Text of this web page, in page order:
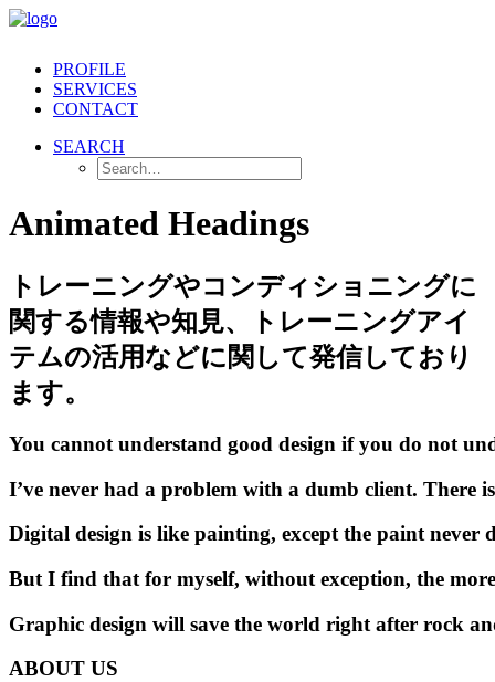
PROFILE
SERVICES
CONTACT
SEARCH
Animated Headings
トレーニングやコンディショニングに
関する情報や知見、トレーニングアイ
テムの活用などに関して発信しており
ます。
You cannot understand good design if you do not
I’ve never had a problem with a dumb client. There is
Digital design is like painting, except the paint never
But I find that for myself, without exception, the more
Graphic design will save the world right after rock
ABOUT US